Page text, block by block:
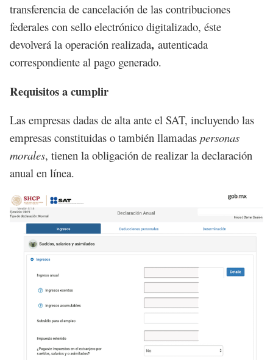
transferencia de cancelación de las contribuciones
federales con sello electrónico digitalizado, éste
devolverá la operación realizada, autenticada
correspondiente al pago generado.
Requisitos a cumplir
Las empresas dadas de alta ante el SAT, incluyendo las
empresas constituidas o también llamadas personas
morales, tienen la obligación de realizar la declaración
anual en línea.